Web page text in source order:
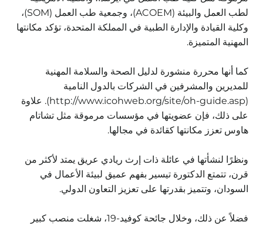
لطب العمل والبيئة (ACOEM)، وجمعية طب العمل (SOM)،
وكلية القيادة والإدارة الطبية في المملكة المتحدة، تؤكد مكانتها
المهنية المتميزة.
كما أنها محررة منشورة لدليل الصحة والسلامة المهنية
للمديرين والمشرفين في الشركات بالدول النامية
(
http://www.icohweb.org/site/oh-guide.asp).
علاوة
على ذلك، فإن عضويتها في مؤسسات مرموقة مثل تشاتام
هاوس تعزز مكانتها كقائدة في مجالها.
ونظرًا لنشأتها في عائلة ذات إرث ريادي عريق يمتد لأكثر من
قرن، تتمتع الدكتورة تيسير بفهم عميق لبيئة الأعمال في
السودان، وتتميز بقدرتها على تعزيز التعاون الدولي.
فضلاً عن ذلك، وخلال جائحة كوفيد-19، شغلت منصب كبير